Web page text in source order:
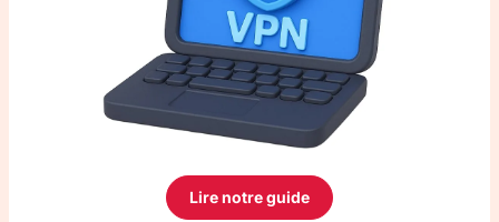
Lire notre guide